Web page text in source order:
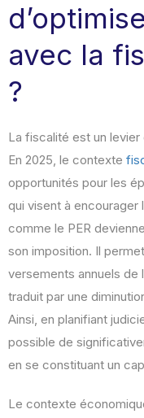
avec la
?
La fiscalité est un
En 2025, le contexte
opportunités pour les
qui visent à encourager
comme le PER
son imposition. Il
versements annuels de
traduit par une
Ainsi, en planifiant
possible de
en se constituant un
Le contexte